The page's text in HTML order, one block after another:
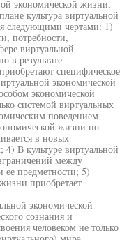
экономической жизни,
культура виртуальной
следующими чертами: 1)
потребности,
виртуальной
в результате
специфическое
экономической
экономической
системой виртуальных
поведением
жизни по
в новых
В культуре виртуальной
между
предметности; 5)
приобретает
экономической
сознания и
человеком не только